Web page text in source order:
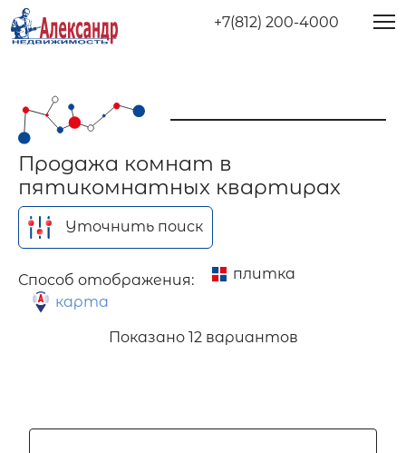
+7(812) 200-4000
Продажа комнат в
пятикомнатных квартирах
Уточнить поиск
Способ отображения:
плитка
карта
Показано 12 вариантов